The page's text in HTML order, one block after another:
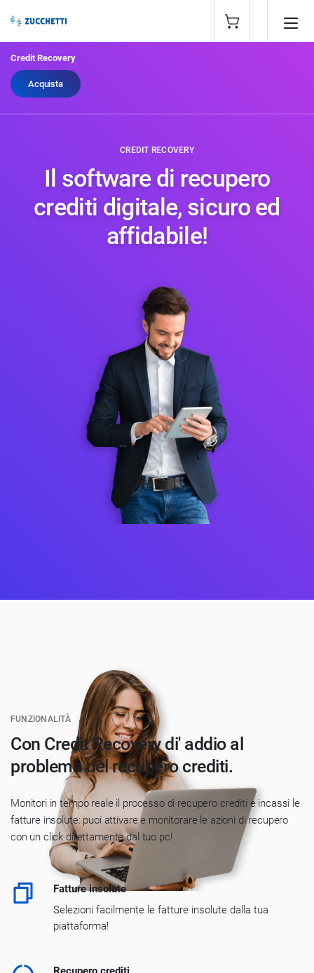
Credit Recovery
Acquista
CREDIT RECOVERY
Il software di recupero
crediti digitale, sicuro ed
affidabile!
FUNZIONALITÀ
Con Credit Recovery di' addio al
problema del recupero crediti.
Monitori in tempo reale il processo di recupero crediti e incassi le
fatture insolute: puoi attivare e monitorare le azioni di recupero
con un click direttamente dal tuo pc!
Fatture insolute
Selezioni facilmente le fatture insolute dalla tua
piattaforma!